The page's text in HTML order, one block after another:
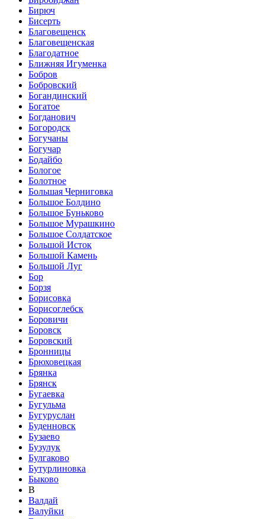
Бирюч
Бисерть
Благовещенск
Благовещенская
Благодатное
Ближняя Игуменка
Бобров
Бобровский
Богандинский
Богатое
Богданович
Богородск
Богучаны
Богучар
Бодайбо
Бологое
Болотное
Большая Черниговка
Большое Болдино
Большое Буньково
Большое Мурашкино
Большое Солдатское
Большой Исток
Большой Камень
Большой Луг
Бор
Борзя
Борисовка
Борисоглебск
Боровичи
Боровск
Боровский
Бронницы
Брюховецкая
Брянка
Брянск
Бугаевка
Бугульма
Бугуруслан
Буденновск
Бузаево
Бузулук
Булгаково
Бутурлиновка
Быково
В
Валдай
Валуйки